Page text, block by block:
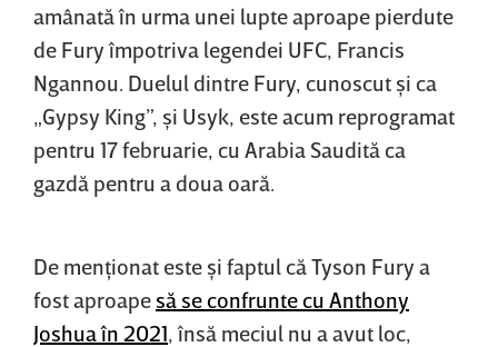
amânată în urma unei lupte aproape pierdute
de Fury împotriva legendei UFC, Francis
Ngannou. Duelul dintre Fury, cunoscut şi ca
„Gypsy King”, şi Usyk, este acum reprogramat
pentru 17 februarie, cu Arabia Saudită ca
gazdă pentru a doua oară.
De menţionat este şi faptul că Tyson Fury a
fost aproape să se confrunte cu Anthony
Joshua în 2021 , însă meciul nu a avut loc,